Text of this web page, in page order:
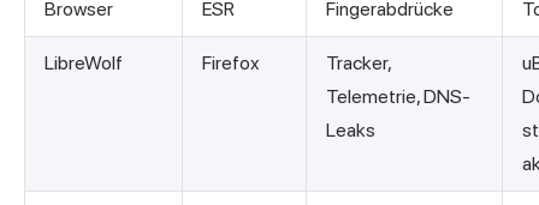
Browser
ESR
Fingerabdrücke
LibreWolf Firefox
Tracker,
Telemetrie, DNS-
Leaks